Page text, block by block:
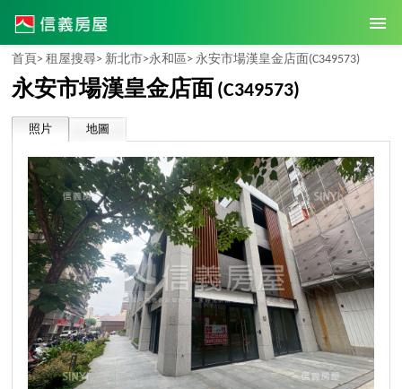
首頁> 租屋搜尋> 新北市>永和區> 永安市場漢皇金店面(C349573)
永安市場漢皇金店面 (C349573)
照片 地圖